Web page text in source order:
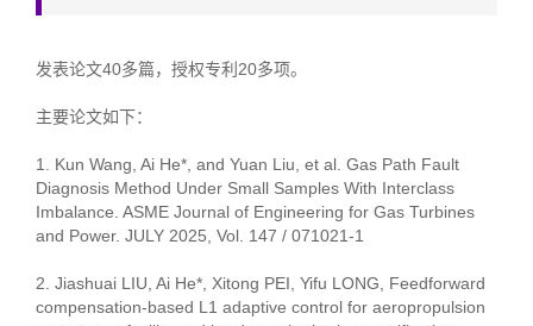
发表论文40多篇，授权专利20多项。
主要论文如下：
1. Kun Wang, Ai He*, and Yuan Liu, et al. Gas Path Fault
Diagnosis Method Under Small Samples With Interclass
Imbalance. ASME Journal of Engineering for Gas Turbines
and Power. JULY 2025, Vol. 147 / 071021-1
2. Jiashuai LIU, Ai He*, Xitong PEI, Yifu LONG, Feedforward
compensation-based L1 adaptive control for aeropropulsion